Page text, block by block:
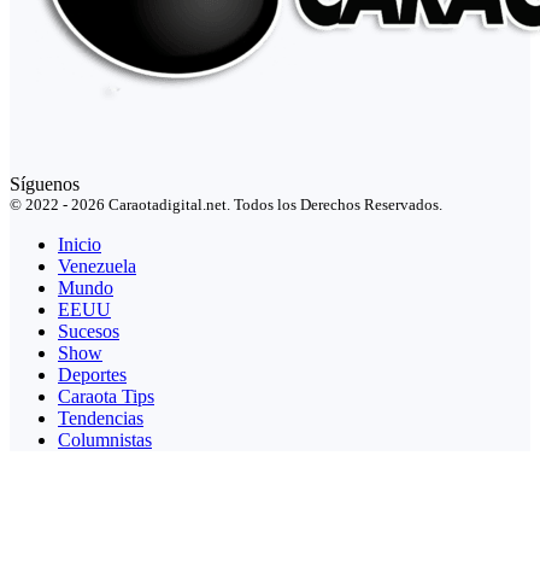
Síguenos
© 2022 - 2026 Caraotadigital.net. Todos los Derechos Reservados.
Inicio
Venezuela
Mundo
EEUU
Sucesos
Show
Deportes
Caraota Tips
Tendencias
Columnistas